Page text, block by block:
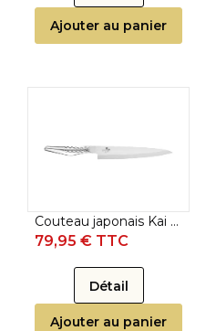
Ajouter au panier
Couteau japonais Kai Seki Magoroku Shoso - Couteau yanagiba 21 cm
79,95 € TTC
Détail
Ajouter au panier